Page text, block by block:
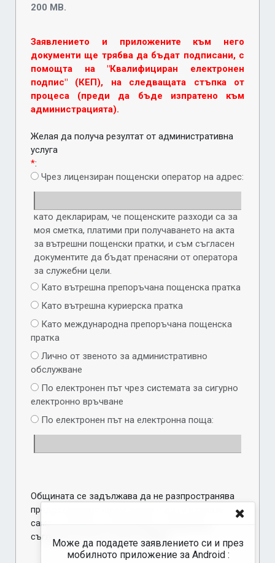
200 MB.
Заявлението и приложените към него
документи ще трябва да бъдат подписани, с
помощта на "Квалифициран електронен
подпис" (КЕП), на следващата стъпка от
процеса (преди да бъде изпратено към
администрацията).
Желая да получа резултат от административна
услуга
*:
Чрез лицензиран пощенски оператор на адрес:
като декларирам, че пощенските разходи са за
моя сметка, платими при получаването на акта
за вътрешни пощенски пратки, и съм съгласен
документите да бъдат пренасяни от оператора
за служебни цели.
Като вътрешна препоръчана пощенска пратка
Като вътрешна куриерска пратка
Като международна препоръчана пощенска
пратка
Лично от звеното за административно
обслужване
По електронен път чрез системата за сигурно
електронно връчване
По електронен път на електронна поща:
Общината се задължава да не разпространява
предоставените лични данни и да ги използва
само за целите на настоящото заявление,
съгласно чл.19 и чл. 20 от ЗЗЛД
Може да подадете заявлението си и през
мобилното приложение за Android :